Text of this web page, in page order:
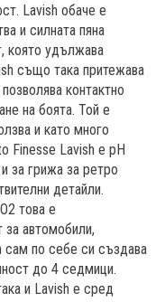
Lavish обаче е
и силната пяна
която удължава
също така притежава
контактно
на боята. Той е
и като много
Finesse Lavish е pH
за грижа за ретро
детайли.
това е
за автомобили,
сам по себе си създава
до 4 седмици.
и Lavish е сред